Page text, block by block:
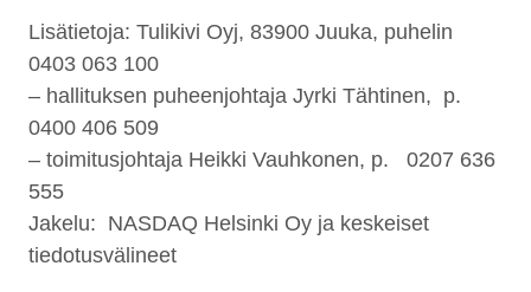
Lisätietoja: Tulikivi Oyj, 83900 Juuka, puhelin
0403 063 100
– hallituksen puheenjohtaja Jyrki Tähtinen, p.
0400 406 509
– toimitusjohtaja Heikki Vauhkonen, p. 0207 636
555
Jakelu: NASDAQ Helsinki Oy ja keskeiset
tiedotusvälineet